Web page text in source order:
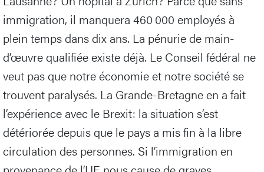
immigration, il manquera 460 000 employés à
plein temps dans dix ans. La pénurie de main-
d’œuvre qualifiée existe déjà. Le Conseil fédéral ne
veut pas que notre économie et notre société se
trouvent paralysés. La Grande-Bretagne en a fait
l’expérience avec le Brexit: la situation s’est
détériorée depuis que le pays a mis fin à la libre
circulation des personnes. Si l’immigration en